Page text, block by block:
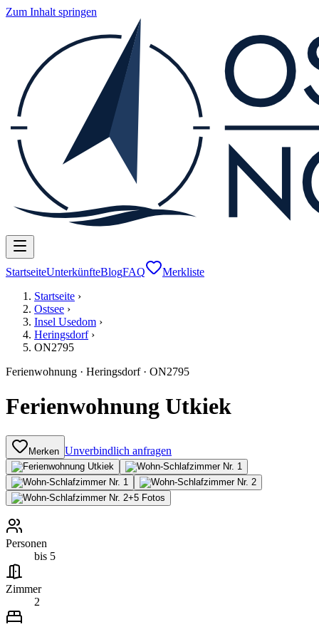
Zum Inhalt springen
StartseiteUnterkünfteBlogFAQ
Merkliste
Startseite ›
Ostsee ›
Insel Usedom ›
Heringsdorf›
ON2795
Ferienwohnung · Heringsdorf· ON2795
Ferienwohnung Utkiek
Merken Unverbindlich anfragen
+5 Fotos
Personen
bis 5
Zimmer
2